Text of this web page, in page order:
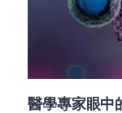
醫學專家眼中